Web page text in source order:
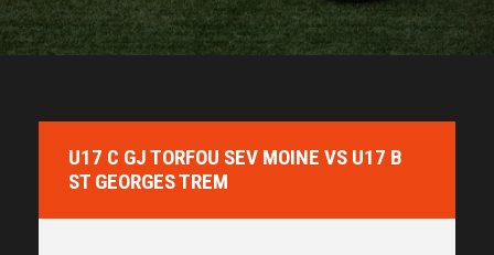
U17 C GJ TORFOU SEV MOINE VS U17 B
ST GEORGES TREM